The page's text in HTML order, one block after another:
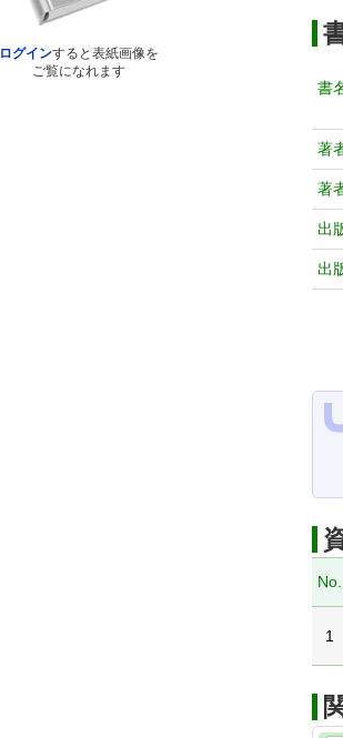
ログインすると表紙画像を
ご覧になれます
書
著
著
出
出
No.
1